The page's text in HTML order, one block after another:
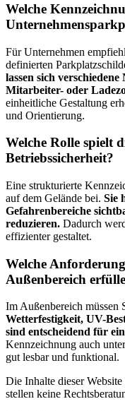
Welche
Für Unternehmen
definierten
lassen sich
Mitarbeiter- oder
einheitliche Gestaltung
und Orientierung.
Welche Rolle spielt
Betriebssicherheit?
Eine strukturierte
auf dem Gelände bei. Sie
Gefahrenbereiche
reduzieren. Dadurch
effizienter gestaltet.
Welche
Außenbereich
Im Außenbereich müssen
Wetterfestigkeit, UV-
sind entscheidend für
Kennzeichnung auch
gut lesbar und funktional.
Die Inhalte dieser
stellen keine